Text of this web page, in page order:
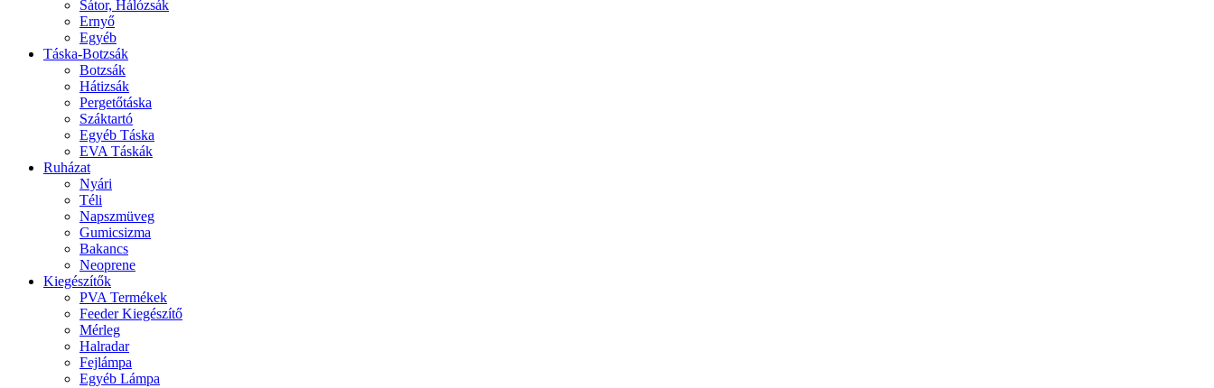
Sátor, Hálózsák
Ernyő
Egyéb
Táska-Botzsák
Botzsák
Hátizsák
Pergetőtáska
Száktartó
Egyéb Táska
EVA Táskák
Ruházat
Nyári
Téli
Napszmüveg
Gumicsizma
Bakancs
Neoprene
Kiegészítők
PVA Termékek
Feeder Kiegészítő
Mérleg
Halradar
Fejlámpa
Egyéb Lámpa